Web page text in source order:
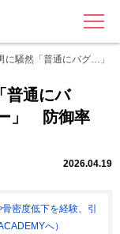
MENU
に騒然「普通にバグ…」
普通にバ
」 防御率
2026.04.19
密度低下を経験、引
へ）